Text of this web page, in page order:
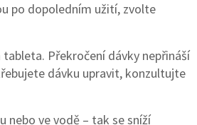
po dopoledním užití, zvolte
Překročení dávky nepřináší
dávku upravit, konzultujte
nebo ve vodě – tak se sníží